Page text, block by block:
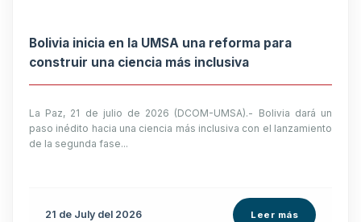
Bolivia inicia en la UMSA una reforma para
construir una ciencia más inclusiva
La Paz, 21 de julio de 2026 (DCOM-UMSA).- Bolivia dará un
paso inédito hacia una ciencia más inclusiva con el lanzamiento
de la segunda fase...
21 de July del 2026 Leer más